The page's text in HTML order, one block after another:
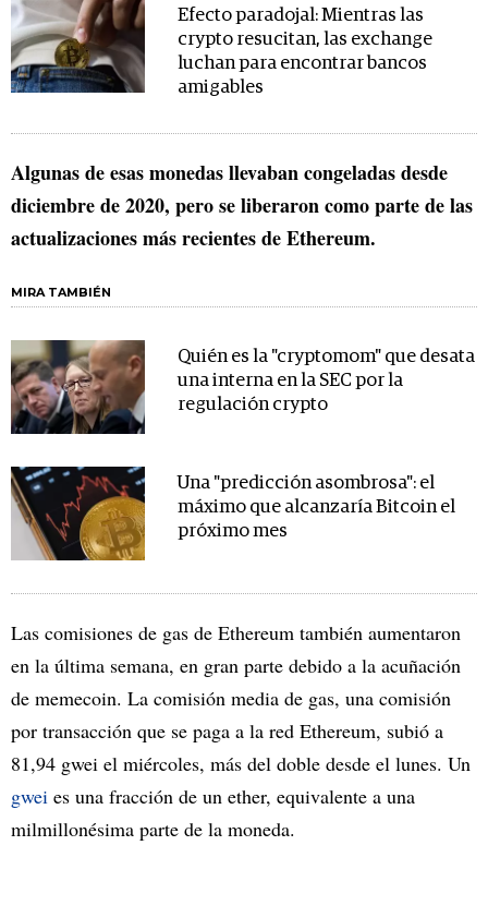
Efecto paradojal: Mientras las
crypto resucitan, las exchange
luchan para encontrar bancos
amigables
Algunas de esas monedas llevaban congeladas desde
diciembre de 2020, pero se liberaron como parte de las
actualizaciones más recientes de Ethereum.
MIRA TAMBIÉN
Quién es la "cryptomom" que desata
una interna en la SEC por la
regulación crypto
Una "predicción asombrosa": el
máximo que alcanzaría Bitcoin el
próximo mes
Las comisiones de gas de Ethereum también aumentaron
en la última semana, en gran parte debido a la acuñación
de memecoin. La comisión media de gas, una comisión
por transacción que se paga a la red Ethereum, subió a
81,94 gwei el miércoles, más del doble desde el lunes. Un
gwei es una fracción de un ether, equivalente a una
milmillonésima parte de la moneda.